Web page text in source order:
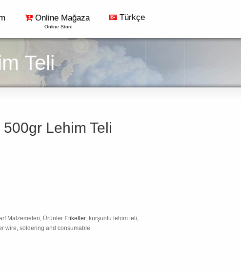
Online Mağaza
Online Store
Türkçe
Teli
Lehim Teli
Malzemeleri, Ürünler Etiketler: kurşunlu lehim teli,
wire, soldering and consumable